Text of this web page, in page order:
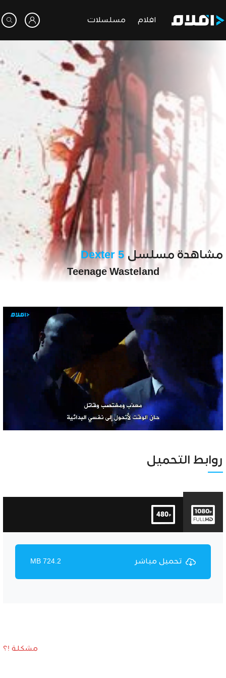
افلام مسلسلات
مشاهدة مسلسل Dexter 5
Teenage Wasteland
Unmute Settings
روابط التحميل
تحميل مباشر 724.2 MB
مشكلة !؟